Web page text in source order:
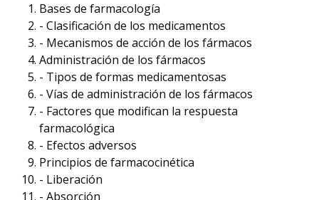
Bases de farmacología
- Clasificación de los medicamentos
- Mecanismos de acción de los fármacos
Administración de los fármacos
- Tipos de formas medicamentosas
- Vías de administración de los fármacos
- Factores que modifican la respuesta
farmacológica
- Efectos adversos
Principios de farmacocinética
- Liberación
- Absorción